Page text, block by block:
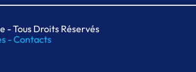
- Tous Droits Réservés
-Contacts